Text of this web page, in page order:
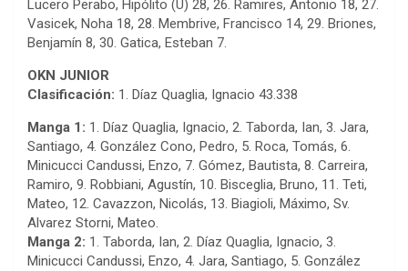
Lucero Perabo, Hipólito (U) 28, 26. Ramires, Antonio 18, 27.
Vasicek, Noha 18, 28. Membrive, Francisco 14, 29. Briones,
Benjamín 8, 30. Gatica, Esteban 7.
OKN JUNIOR
Clasificación: 1. Díaz Quaglia, Ignacio 43.338
Manga 1: 1. Díaz Quaglia, Ignacio, 2. Taborda, Ian, 3. Jara,
Santiago, 4. González Cono, Pedro, 5. Roca, Tomás, 6.
Minicucci Candussi, Enzo, 7. Gómez, Bautista, 8. Carreira,
Ramiro, 9. Robbiani, Agustín, 10. Bisceglia, Bruno, 11. Teti,
Mateo, 12. Cavazzon, Nicolás, 13. Biagioli, Máximo, Sv.
Alvarez Storni, Mateo.
Manga 2: 1. Taborda, Ian, 2. Díaz Quaglia, Ignacio, 3.
Minicucci Candussi, Enzo, 4. Jara, Santiago, 5. González